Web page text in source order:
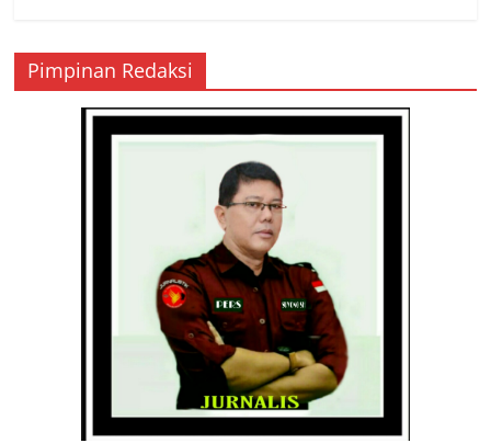
Pimpinan Redaksi